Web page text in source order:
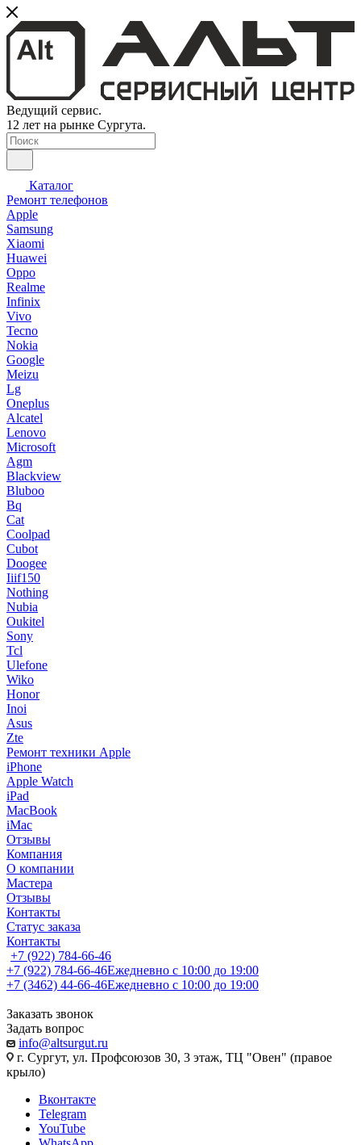
Ведущий сервис.
12 лет на рынке Сургута.
Каталог
Ремонт телефонов
Apple
Samsung
Xiaomi
Huawei
Oppo
Realme
Infinix
Vivo
Tecno
Nokia
Google
Meizu
Lg
Oneplus
Alcatel
Lenovo
Microsoft
Agm
Blackview
Bluboo
Bq
Cat
Coolpad
Cubot
Doogee
Iiif150
Nothing
Nubia
Oukitel
Sony
Tcl
Ulefone
Wiko
Honor
Inoi
Asus
Zte
Ремонт техники Apple
iPhone
Apple Watch
iPad
MacBook
iMac
Отзывы
Компания
О компании
Мастера
Отзывы
Контакты
Статус заказа
Контакты
+7 (922) 784-66-46
+7 (922) 784-66-46Ежедневно с 10:00 до 19:00
+7 (3462) 44-66-46Ежедневно с 10:00 до 19:00
Заказать звонок
Задать вопрос
info@altsurgut.ru
г. Сургут, ул. Профсоюзов 30, 3 этаж, ТЦ "Овен" (правое
крыло)
Вконтакте
Telegram
YouTube